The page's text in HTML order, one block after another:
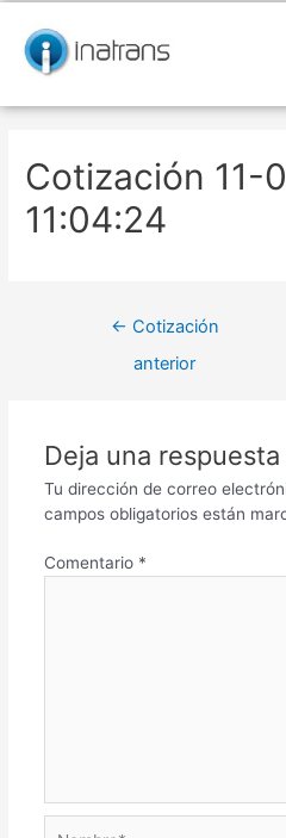
contenido
Cotización 11-
11:04:24
de
entradas
← Cotización
anterior
Deja una respuesta
Tu dirección de correo
campos obligatorios están
Comentario *